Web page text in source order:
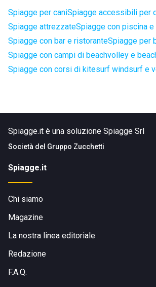
Spiagge per caniSpiagge accessibili per
Spiagge attrezzateSpiagge con piscina
Spiagge con bar e ristoranteSpiagge per
Spiagge con campi di beachvolley e
Spiagge con corsi di kitesurf windsurf e
Spiagge.it è una soluzione Spiagge Srl
Società del Gruppo Zucchetti
Spiagge.it
Chi siamo
Magazine
La nostra linea editoriale
Redazione
F.A.Q.